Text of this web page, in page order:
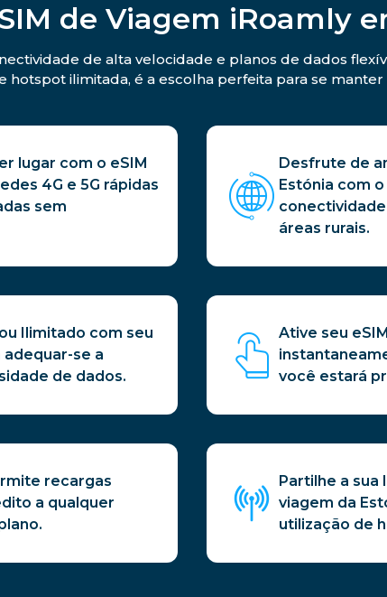
de Viagem iRoamly
de alta velocidade e planos de dados
hotspot ilimitada, é a escolha perfeita para se
lugar com o eSIM
4G e 5G rápidas
sem
Desfrute de
Estónia com
áreas rurais.
Ilimitado com seu
adequar-se a
de dados.
Ative seu
você estará
recargas
a qualquer
Partilhe a sua
viagem da
utilização de